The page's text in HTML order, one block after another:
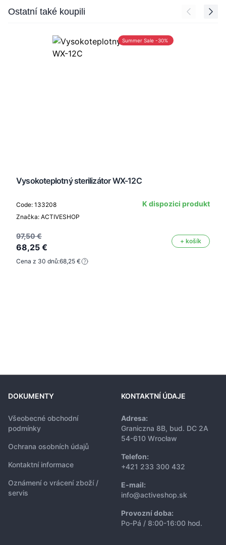
Press to skip carousel
Ostatní také koupili
Summer Sale -30%
Vysokoteplotný sterilizátor WX-12C
Code: 133208
Značka: ACTIVESHOP
K dispozici produkt
97,50 €
68,25 €
+ košík
Cena z 30 dnů:68,25 €
DOKUMENTY
Všeobecné obchodní
podmínky
Ochrana osobních údajů
Kontaktní informace
Oznámení o vrácení zboží /
servis
KONTAKTNÍ ÚDAJE
Adresa:
Graniczna 8B, bud. DC 2A
54-610 Wrocław
Telefon:
+421 233 300 432
E-mail:
info@activeshop.sk
Provozní doba:
Po-Pá / 8:00-16:00 hod.